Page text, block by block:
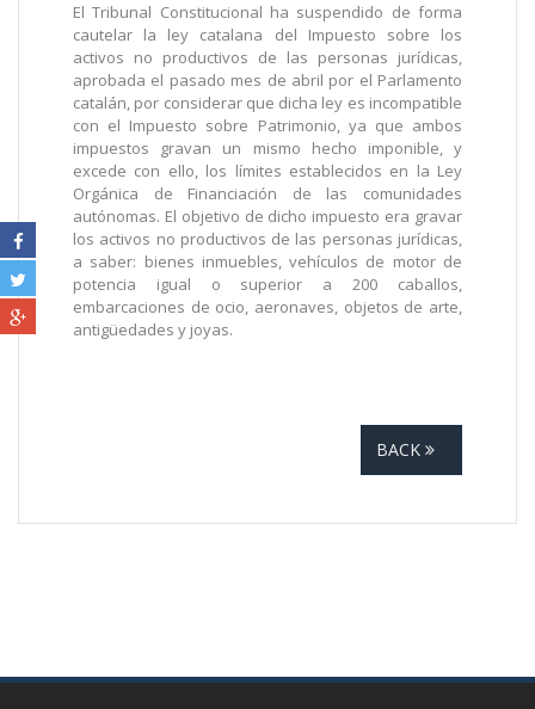
El Tribunal Constitucional ha suspendido de forma
cautelar la ley catalana del Impuesto sobre los
activos no productivos de las personas jurídicas,
aprobada el pasado mes de abril por el Parlamento
catalán, por considerar que dicha ley es incompatible
con el Impuesto sobre Patrimonio, ya que ambos
impuestos gravan un mismo hecho imponible, y
excede con ello, los límites establecidos en la Ley
Orgánica de Financiación de las comunidades
autónomas. El objetivo de dicho impuesto era gravar
los activos no productivos de las personas jurídicas,
a saber: bienes inmuebles, vehículos de motor de
potencia igual o superior a 200 caballos,
embarcaciones de ocio, aeronaves, objetos de arte,
antigüedades y joyas.
BACK